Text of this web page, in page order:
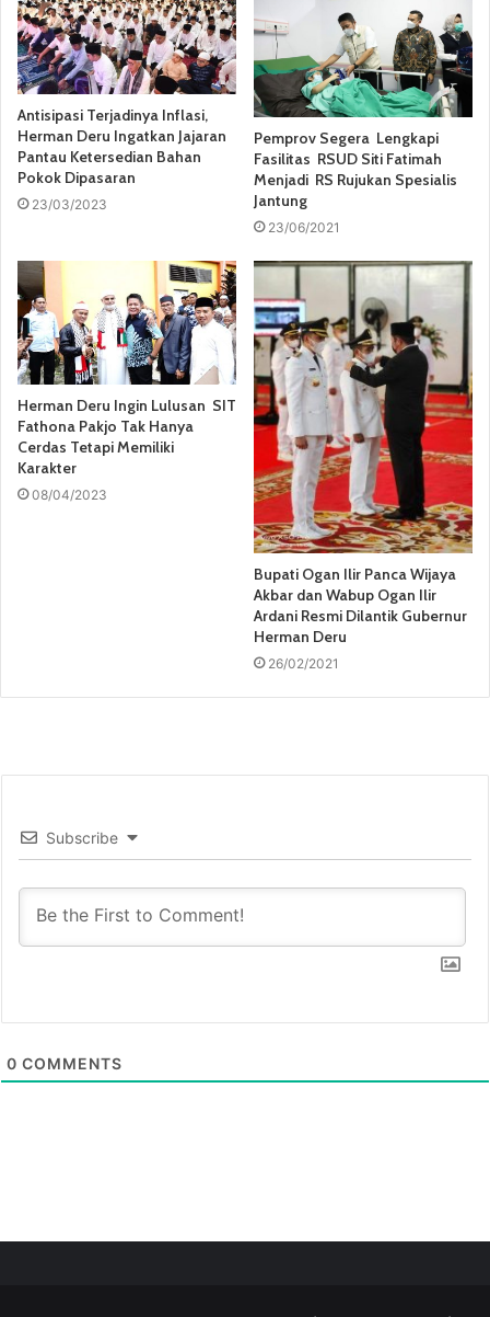
Antisipasi Terjadinya Inflasi,
Herman Deru Ingatkan Jajaran
Pantau Ketersedian Bahan
Pokok Dipasaran
23/03/2023
Pemprov Segera Lengkapi
Fasilitas RSUD Siti Fatimah
Menjadi RS Rujukan Spesialis
Jantung
23/06/2021
Herman Deru Ingin Lulusan SIT
Fathona Pakjo Tak Hanya
Cerdas Tetapi Memiliki
Karakter
08/04/2023
Bupati Ogan Ilir Panca Wijaya
Akbar dan Wabup Ogan Ilir
Ardani Resmi Dilantik Gubernur
Herman Deru
26/02/2021
Subscribe
0 COMMENTS